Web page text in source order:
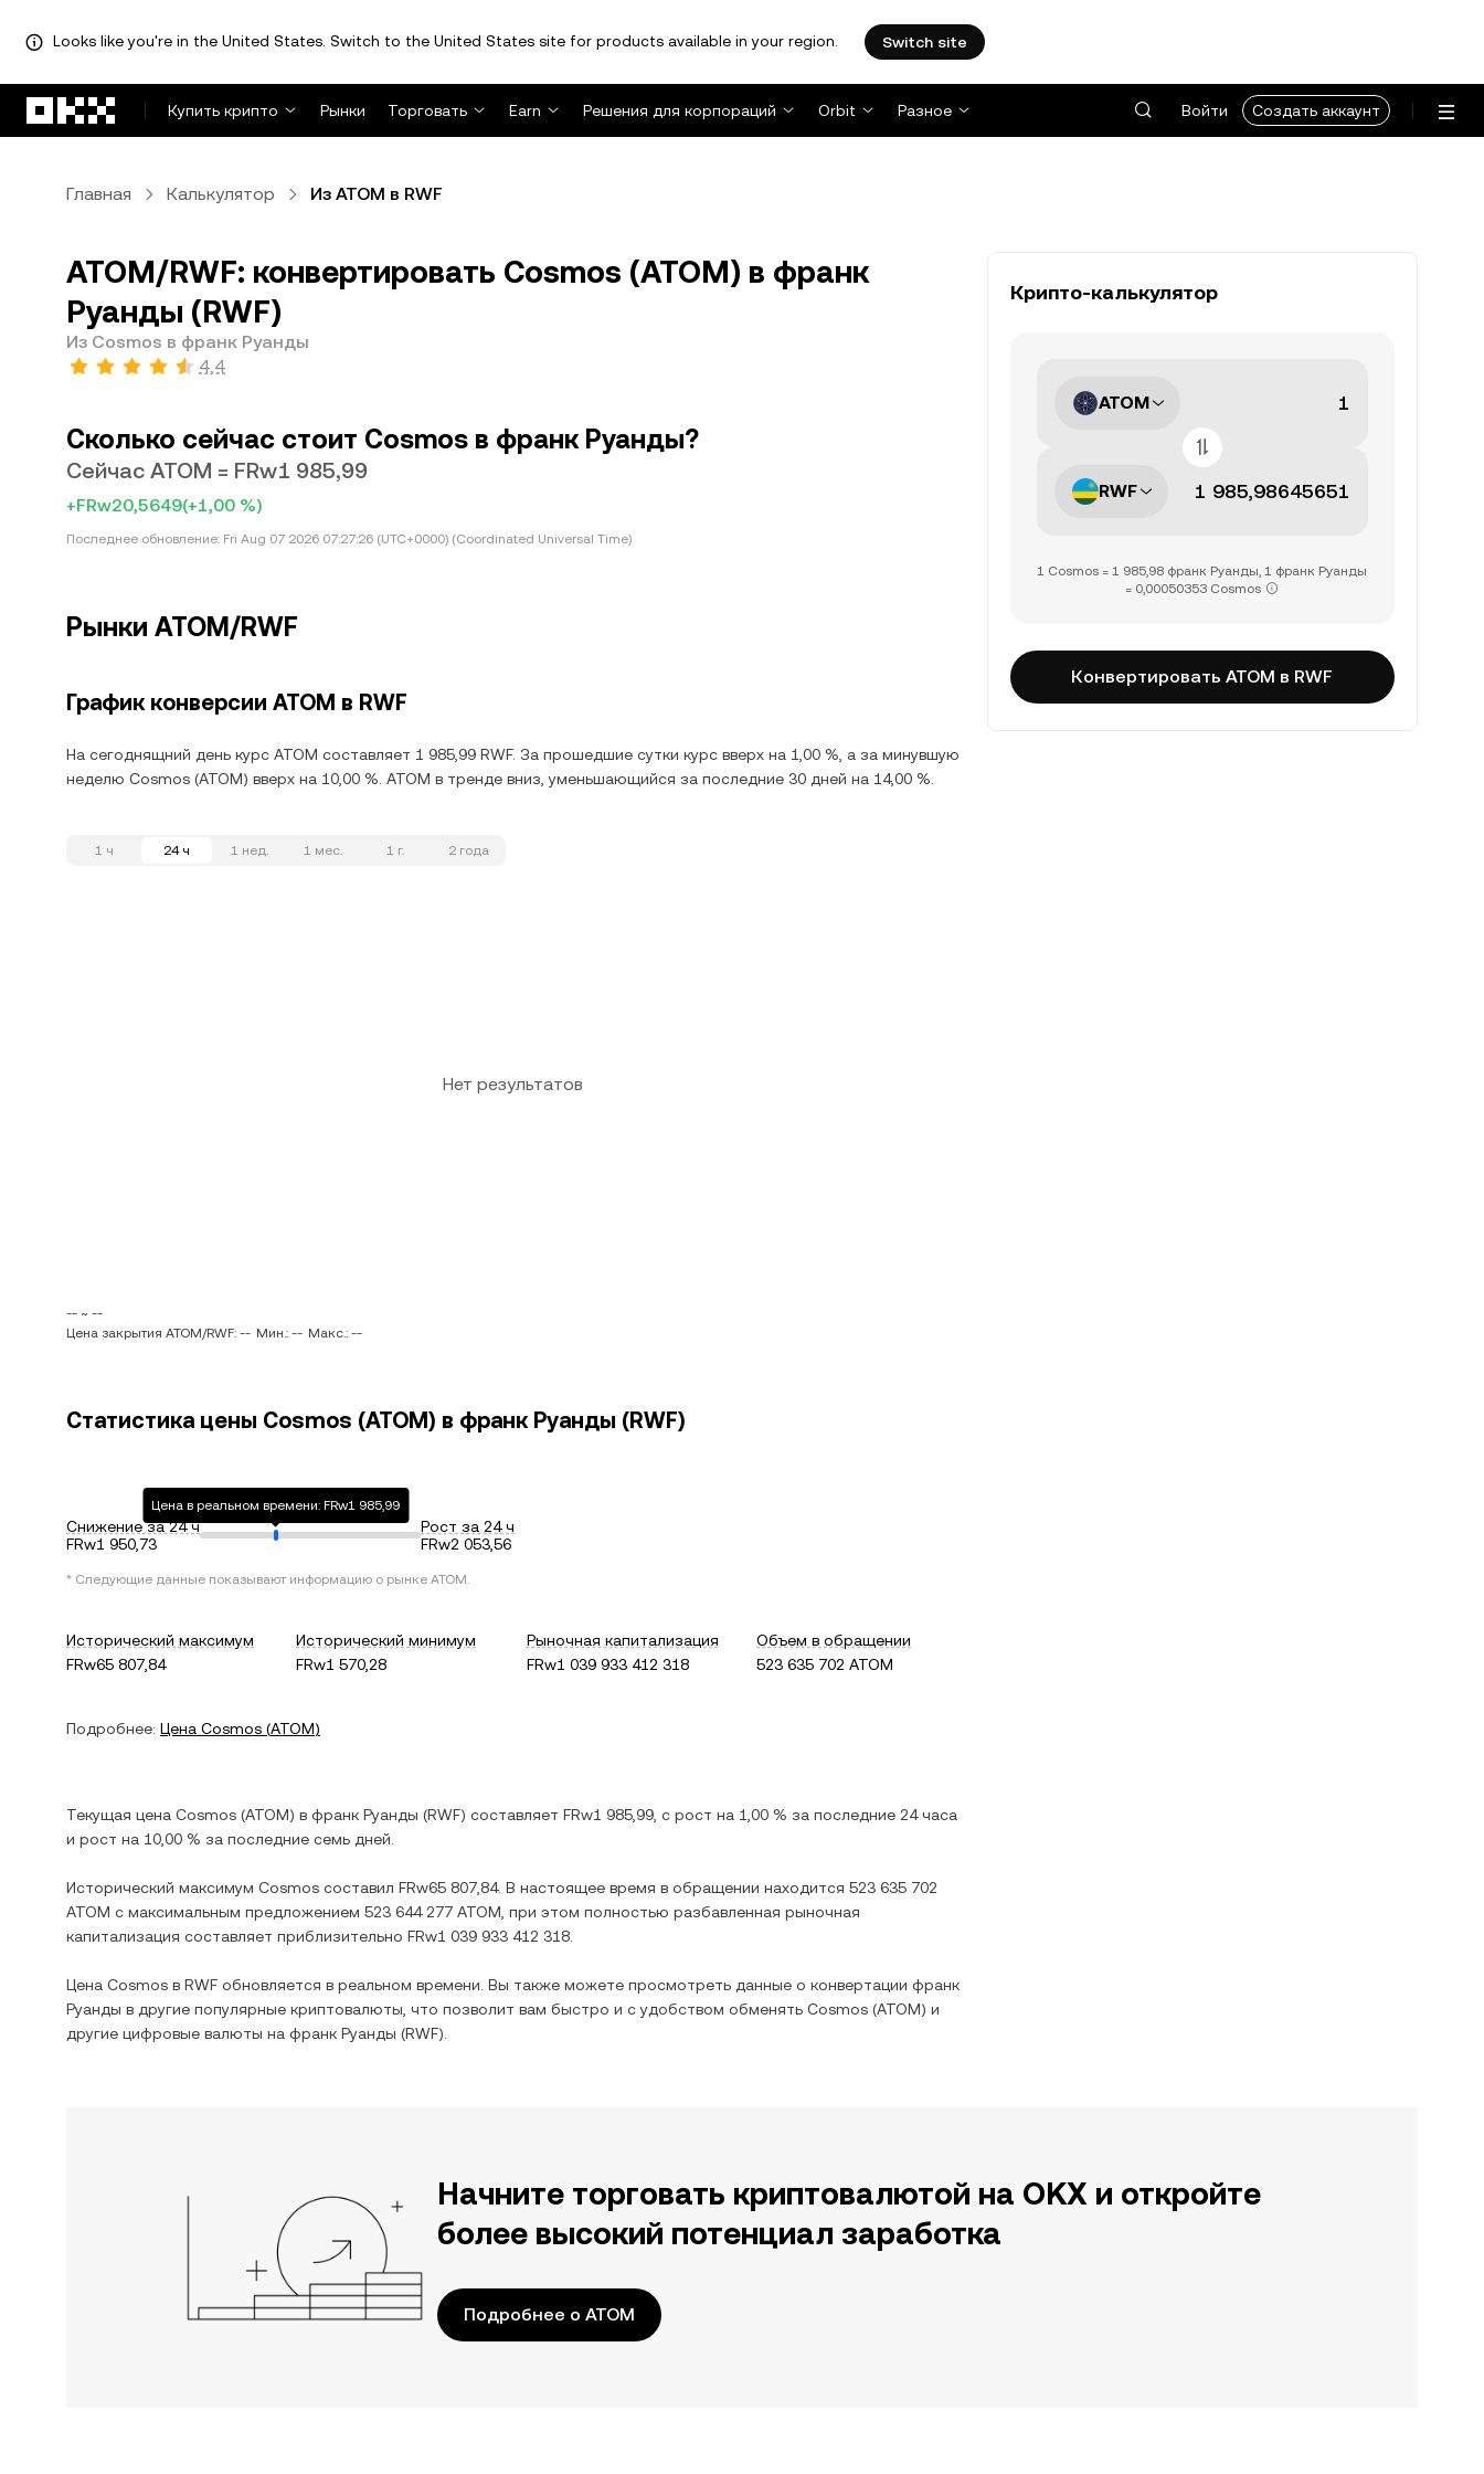
Looks like you're in the United States. Switch to the United States site for products available in your region. Switch site
Купить крипто
Рынки Торговать Earn Решения для корпораций Orbit Разное Войти Создать аккаунт
Главная Калькулятор Из ATOM в RWF
ATOM/RWF: конвертировать Cosmos (ATOM) в франк
Руанды (RWF)
Из Cosmos в франк Руанды
4,4
Сколько сейчас стоит Cosmos в франк Руанды?
Сейчас ATOM = FRw1 985,99
+FRw20,5649(+1,00 %)
Последнее обновление: Fri Aug 07 2026 07:27:26 (UTC+0000) (Coordinated Universal Time)
Рынки ATOM/RWF
График конверсии ATOM в RWF
На сегоднящний день курс ATOM составляет 1 985,99 RWF. За прошедшие сутки курс вверх на 1,00 %, а за минувшую
неделю Cosmos (ATOM) вверх на 10,00 %. ATOM в тренде вниз, уменьшающийся за последние 30 дней на 14,00 %.
1 ч 24 ч 1 нед. 1 мес. 1 г. 2 года
Нет результатов
-- ~ --
Цена закрытия ATOM/RWF: -- Мин.: -- Макс.: --
Статистика цены Cosmos (ATOM) в франк Руанды (RWF)
Снижение за 24 ч
FRw1 950,73
Цена в реальном времени: FRw1 985,99
Рост за 24 ч
FRw2 053,56
* Следующие данные показывают информацию о рынке ATOM.
Исторический максимум
FRw65 807,84
Исторический минимум
FRw1 570,28
Рыночная капитализация
FRw1 039 933 412 318
Объем в обращении
523 635 702 ATOM
Подробнее: Цена Cosmos (ATOM)
Текущая цена Cosmos (ATOM) в франк Руанды (RWF) составляет FRw1 985,99 , c рост на 1,00 % за последние 24 часа
и рост на 10,00 % за последние семь дней.
Исторический максимум Cosmos составил FRw65 807,84. В настоящее время в обращении находится 523 635 702
ATOM с максимальным предложением 523 644 277 ATOM , при этом полностью разбавленная рыночная
капитализация составляет приблизительно FRw1 039 933 412 318
Цена Cosmos в RWF обновляется в реальном времени. Вы также можете просмотреть данные о конвертации франк
Руанды в другие популярные криптовалюты, что позволит вам быстро и с удобством обменять Cosmos (ATOM) и
другие цифровые валюты на франк Руанды (RWF).
Крипто-калькулятор
ATOM
RWF
1 Cosmos = 1 985,98 франк Руанды, 1 франк Руанды
= 0,00050353 Cosmos
Конвертировать ATOM в RWF
Начните торговать криптовалютой на OKX и откройте
более высокий потенциал заработка
Подробнее о ATOM